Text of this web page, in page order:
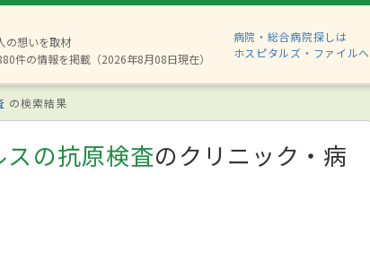
の想いを取材
件の情報を掲載（2026年8月08日現在）
病院・総合病院探しは
ホスピタルズ・ファイルへ
の検索結果
の抗原検査のクリニック・病